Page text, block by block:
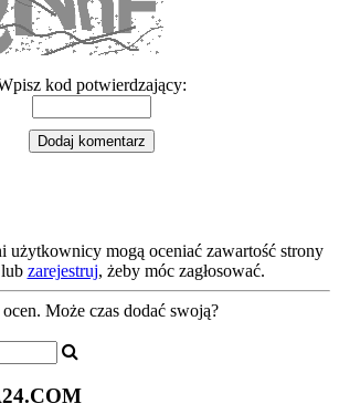
kod potwierdzający:
użytkownicy mogą oceniać zawartość strony
zarejestruj, żeby móc zagłosować.
Może czas dodać swoją?
24.COM